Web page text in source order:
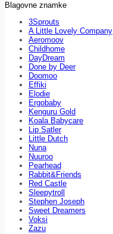
Blagovne znamke
3Sprouts
A Little Lovely Company
Aeromoov
Childhome
DayDream
Done by Deer
Doomoo
Effiki
Elodie
Ergobaby
Kenguru Gold
Koala Babycare
Lip Satler
Little Dutch
Nuna
Nuuroo
Pearhead
Rabbit&Friends
Red Castle
Sleepytroll
Stephen Joseph
Sweet Dreamers
Voksi
Zazu